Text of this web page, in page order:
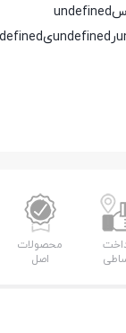
undefinedتundefinedمundefinedاundefinedسundefined
محصولات
اصل